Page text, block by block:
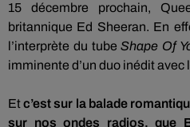
15 décembre prochain,
britannique Ed Sheeran. En
l’interprète du tube Shape Of
imminente d’un duo inédit avec
Etc’est sur la balade
sur nos ondes radios, que